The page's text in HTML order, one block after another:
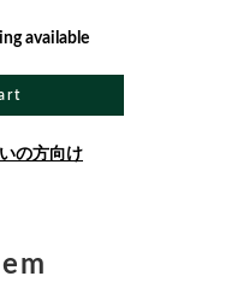
available
の方向け